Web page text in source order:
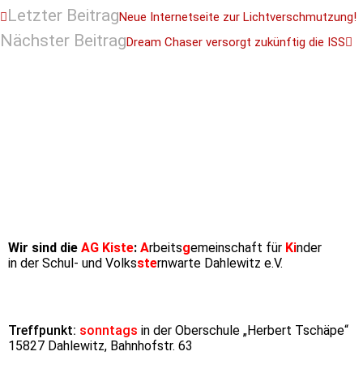
Letzter BeitragNeue Internetseite zur Lichtverschmutzung!
Nächster BeitragDream Chaser versorgt zukünftig die ISS
Wir sind die AG Kiste: Arbeitsgemeinschaft für Kinder
in der Schul- und Volkssternwarte Dahlewitz e.V.
Treffpunkt: sonntags in der Oberschule „Herbert Tschäpe“
15827 Dahlewitz, Bahnhofstr. 63